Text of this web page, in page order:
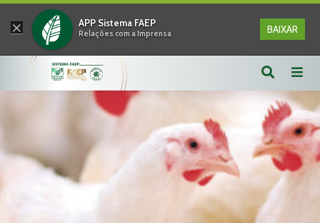
× APP Sistema FAEP
Relações com a Imprensa BAIXAR